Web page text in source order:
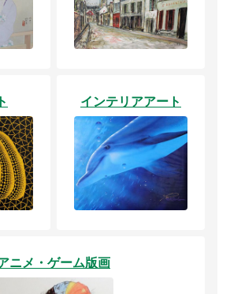
インテリアアート
ニメ・ゲーム版画